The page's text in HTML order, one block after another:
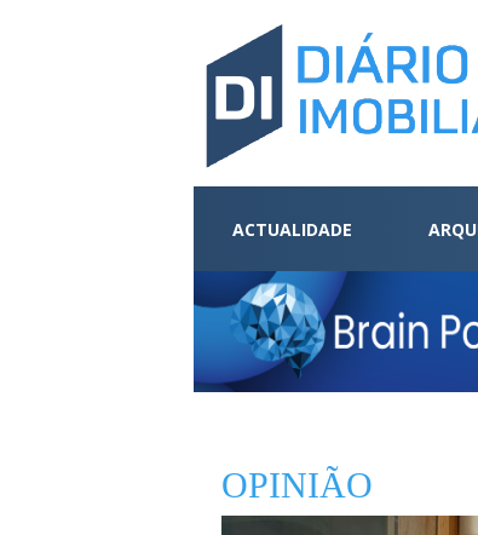
ACTUALIDADE
OPINIÃO